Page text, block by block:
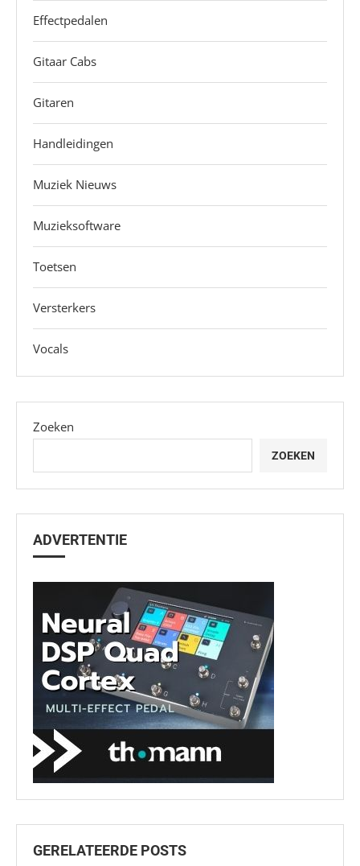
Zoeken
ZOEKEN
ADVERTENTIE
GERELATEERDE POSTS
Effectpedalen
Gitaar Cabs
Gitaren
Handleidingen
Muziek Nieuws
Muzieksoftware
Toetsen
Versterkers
Vocals